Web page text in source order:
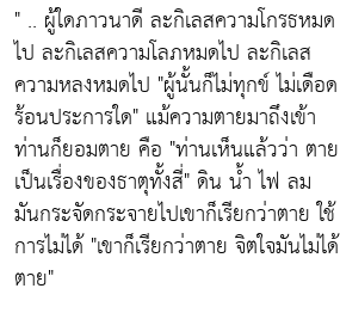
" .. ผู้ใดภาวนาดี ละกิเลสความโกรธหมด
ไป ละกิเลสความโลภหมดไป ละกิเลส
ความหลงหมดไป "ผู้นั้นก็ไม่ทุกข์ ไม่เดือด
ร้อนประการใด" แม้ความตายมาถึงเข้า
ท่านก็ยอมตาย คือ "ท่านเห็นแล้วว่า ตาย
เป็นเรื่องของธาตุทั้งสี่"ดิน น้ำ ไฟ ลม
มันกระจัดกระจายไปเขาก็เรียกว่าตาย ใช้
การไม่ได้"เขาก็เรียกว่าตาย จิตใจมันไม่ได้
ตาย"